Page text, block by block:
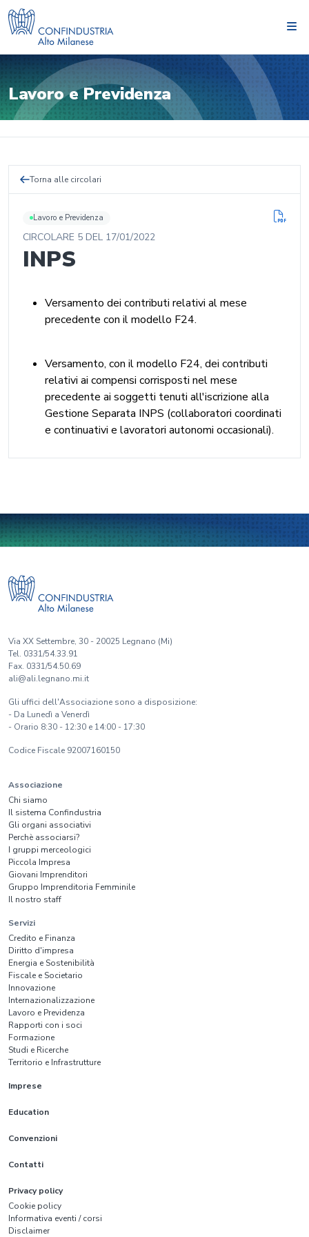
Lavoro e Previdenza
Torna alle circolari
Lavoro e Previdenza
CIRCOLARE 5 DEL 17/01/2022
INPS
Versamento dei contributi relativi al mese
precedente con il modello F24.
Versamento, con il modello F24, dei contributi
relativi ai compensi corrisposti nel mese
precedente ai soggetti tenuti all'iscrizione alla
Gestione Separata INPS (collaboratori coordinati
e continuativi e lavoratori autonomi occasionali).
Via XX Settembre, 30 - 20025 Legnano (Mi)
Tel. 0331/54.33.91
Fax. 0331/54.50.69
ali@ali.legnano.mi.it
Gli uffici dell'Associazione sono a disposizione:
- Da Lunedì a Venerdì
- Orario 8:30 - 12:30 e 14:00 - 17:30
Codice Fiscale 92007160150
Associazione
Chi siamo
Il sistema Confindustria
Gli organi associativi
Perchè associarsi?
I gruppi merceologici
Piccola Impresa
Giovani Imprenditori
Gruppo Imprenditoria Femminile
Il nostro staff
Servizi
Credito e Finanza
Diritto d'impresa
Energia e Sostenibilità
Fiscale e Societario
Innovazione
Internazionalizzazione
Lavoro e Previdenza
Rapporti con i soci
Formazione
Studi e Ricerche
Territorio e Infrastrutture
Imprese
Education
Convenzioni
Contatti
Privacy policy
Cookie policy
Informativa eventi / corsi
Disclaimer